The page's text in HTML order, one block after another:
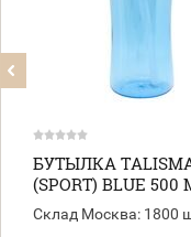
БУТЫЛКА
(SPORT) BLUE 500
Склад Москва: 1800